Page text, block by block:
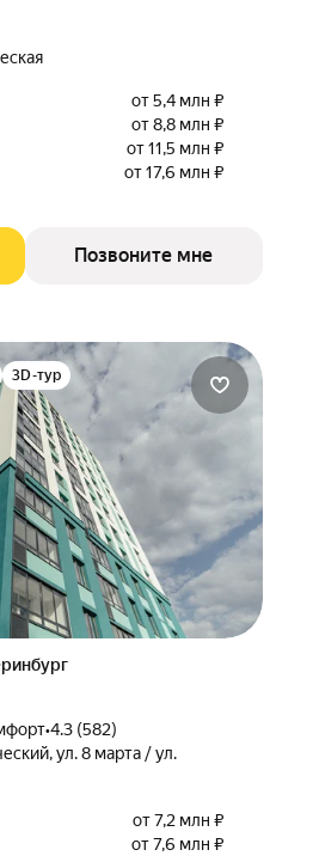
от 5,4 млн ₽
от 8,8 млн ₽
от 11,5 млн ₽
от 17,6 млн ₽
Позвоните мне
3D-тур
•4.3 (582)
ул. 8 марта / ул.
от 7,2 млн ₽
от 7,6 млн ₽